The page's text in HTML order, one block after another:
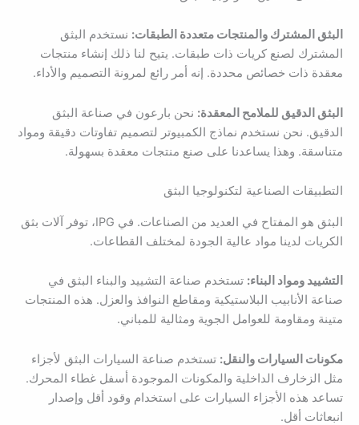
البثق المشترك والمنتجات متعددة الطبقات: نستخدم البثق
المشترك لصنع كريات ذات طبقات. يتيح لنا ذلك إنشاء منتجات
معقدة ذات خصائص محددة. إنه أمر رائع لمرونة التصميم والأداء.
البثق الدقيق للملامح المعقدة: نحن بارعون في صناعة البثق
الدقيق. نحن نستخدم نماذج الكمبيوتر لتصميم تفاوتات دقيقة ومواد
متناسقة. وهذا يساعدنا على صنع منتجات معقدة بسهولة.
التطبيقات الصناعية لتكنولوجيا البثق
البثق هو المفتاح في العديد من الصناعات. في IPG، توفر آلات بثق
الكريات لدينا مواد عالية الجودة لمختلف القطاعات.
التشييد ومواد البناء: تستخدم صناعة التشييد والبناء البثق في
صناعة الأنابيب البلاستيكية ومقاطع النوافذ والعزل. هذه المنتجات
متينة ومقاومة للعوامل الجوية ومثالية للمباني.
مكونات السيارات والنقل: تستخدم صناعة السيارات البثق لأجزاء
مثل الزخارف الداخلية والمكونات الموجودة أسفل غطاء المحرك.
تساعد هذه الأجزاء السيارات على استخدام وقود أقل وإصدار
انبعاثات أقل.